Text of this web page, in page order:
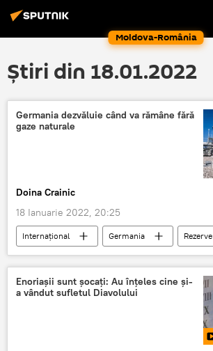
Moldova-România
Știri din 18.01.2022
Germania dezvăluie când va rămâne fără
gaze naturale
Doina Crainic
18 Ianuarie 2022, 20:25
Internaţional Germania
Rezerve
gaz natural
Enoriașii sunt șocați: Au înțeles cine și-
a vândut sufletul Diavolului